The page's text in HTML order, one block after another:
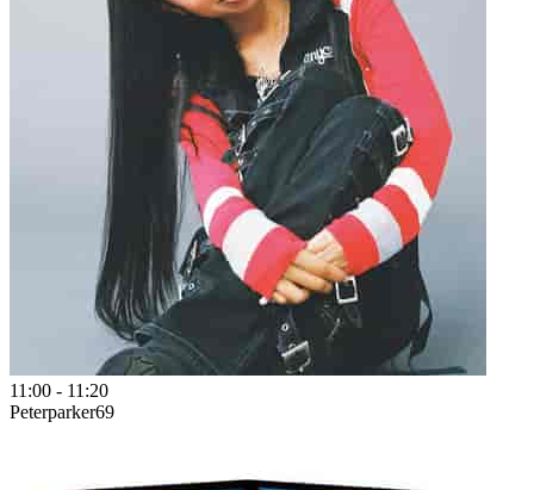
11:00 - 11:20
Peterparker69